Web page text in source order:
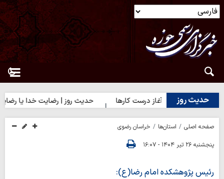
حدیث روز
حدیث روز | آغاز درست کارها حدیث روز | رضایت خدا یا رضایت مردم؟
صفحه اصلی استان‌ها
خراسان رضوی
پنجشنبه ۲۶ تیر ۱۴۰۴ - ۱۶:۰۷
رئیس پژوهشکده امام رضا(ع):